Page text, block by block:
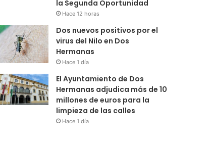
la Segunda Oportunidad
Hace 12 horas
Dos nuevos positivos por el
virus del Nilo en Dos
Hermanas
Hace 1 día
El Ayuntamiento de Dos
Hermanas adjudica más de 10
millones de euros para la
limpieza de las calles
Hace 1 día